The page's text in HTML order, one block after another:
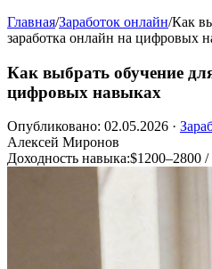
Главная/Заработок онлайн/Как
заработка онлайн на цифровых
Как выбрать обучение
цифровых навыках
Опубликовано: 02.05.2026 ·
Алексей Миронов
Доходность навыка:$1200–2800 /